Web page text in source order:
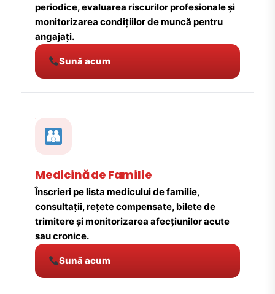
periodice, evaluarea riscurilor profesionale și
monitorizarea condițiilor de muncă pentru
angajați.
Sună acum
Medicină de Familie
Înscrieri pe lista medicului de familie,
consultații, rețete compensate, bilete de
trimitere și monitorizarea afecțiunilor acute
sau cronice.
Sună acum